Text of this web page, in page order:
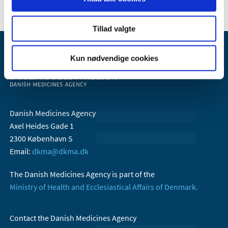
Tillad valgte
Kun nødvendige cookies
Danish Medicines Agency
Axel Heides Gade 1
2300 København S
Email: dkma@dkma.dk
The Danish Medicines Agency is part of the
Ministry of Health and Ecclesiastical Affairs of Denmark.
Contact the Danish Medicines Agency